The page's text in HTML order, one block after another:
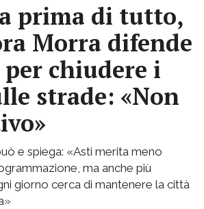
prima di tutto,
Morra difende
chiudere i
strade: «Non
e spiega: «Asti merita meno
ma anche più
giorno cerca di mantenere la città